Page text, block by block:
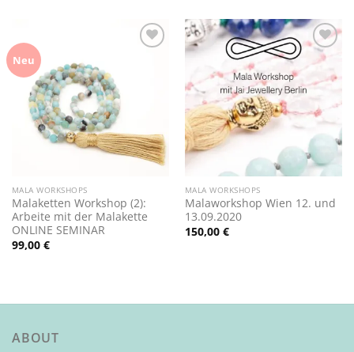
Neu
hinzufügen
MALA WORKSHOPS
Malaketten Workshop (2):
Arbeite mit der Malakette
ONLINE SEMINAR
99,00 €
Wunschliste
hinzufügen
MALA WORKSHOPS
Malaworkshop Wien 12. und
13.09.2020
150,00 €
ABOUT